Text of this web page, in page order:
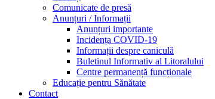
Comunicate de presă
Anunțuri / Informații
Anunțuri importante
Incidența COVID-19
Informații despre caniculă
Buletinul Informativ al Litoralului
Centre permanență funcționale
Educație pentru Sănătate
Contact